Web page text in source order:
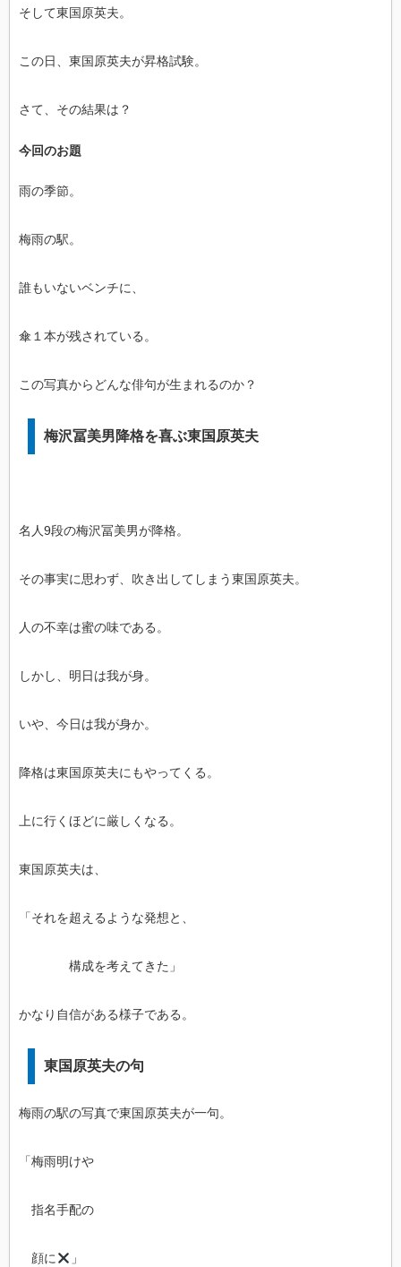
そして東国原英夫。
この日、東国原英夫が昇格試験。
さて、その結果は？
今回のお題
雨の季節。
梅雨の駅。
誰もいないベンチに、
傘１本が残されている。
この写真からどんな俳句が生まれるのか？
梅沢冨美男降格を喜ぶ東国原英夫
名人9段の梅沢冨美男が降格。
その事実に思わず、吹き出してしまう東国原英夫。
人の不幸は蜜の味である。
しかし、明日は我が身。
いや、今日は我が身か。
降格は東国原英夫にもやってくる。
上に行くほどに厳しくなる。
東国原英夫は、
「それを超えるような発想と、
構成を考えてきた」
かなり自信がある様子である。
東国原英夫の句
梅雨の駅の写真で東国原英夫が一句。
「梅雨明けや
指名手配の
顔に 」